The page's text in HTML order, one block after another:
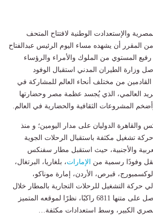
والإستعدادت الوطنية لافتتاح المتحف
المقرر أن يشهده مساء اليوم الرئيس عبدالفتاح
المستوي من الملوك والأمراء والرؤساء
وزارة الطيران المدني استقبال الوفود
القادمين من مختلف أنحاء العالم للمشاركة في
العالمي، الذي يُجسد عظمة مصر وحضارتها
المشروعات الثقافية والحضارية في العالم.
والقاهرة الدوليان على مدار اليومين؛ و منذ
تشغيل مكثفة باستقبال الرحلات الجوية
والأجنبية، حيث استقبل مطار سفنكس
الإمارات، بلغاريا، البرتغال،
لوكسمبورج، قبرص، الأردن، إمارة موناكو،
حركة التشغيل للرحلات التجارية بالمطار خلال
يومين 23 رحلة جوية وصل على متنها 6811 راكبًا، نظرًا لموقعه المتميز
الكبير، وسط استعدادات مكثفة…